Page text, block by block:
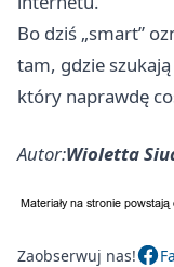
Bo dziś „smart”
tam, gdzie
który naprawdę
Autor:Wioletta
Zaobserwuj nas!